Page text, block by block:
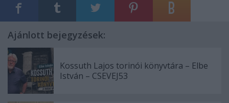
Ajánlott bejegyzések:
Kossuth Lajos torinói könyvtára – Elbe
István – CSEVEJ53